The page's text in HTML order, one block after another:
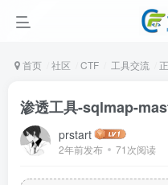
首页 社区 CTF 工具交流
渗透工具-sqlmap-
prstart
2年前发布 71次阅读